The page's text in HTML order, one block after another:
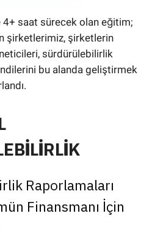
4+ saat sürecek olan eğitim;
şirketlerimiz, şirketlerin
sürdürülebilirlik
bu alanda geliştirmek
Raporlamaları
Finansmanı İçin